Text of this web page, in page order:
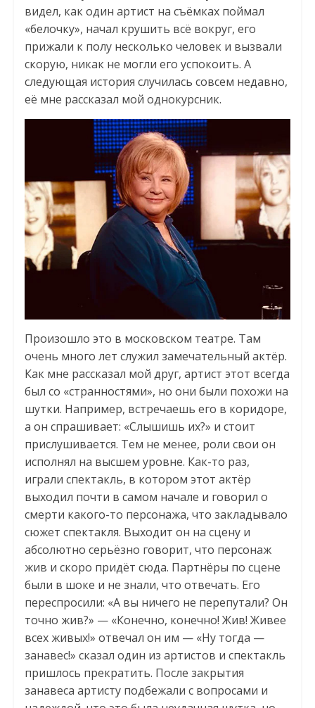
видел, как один артист на съёмках поймал
«белочку», начал крушить всё вокруг, его
прижали к полу несколько человек и вызвали
скорую, никак не могли его успокоить. А
следующая история случилась совсем недавно,
её мне рассказал мой однокурсник.
Произошло это в московском театре. Там
очень много лет служил замечательный актёр.
Как мне рассказал мой друг, артист этот всегда
был со «странностями», но они были похожи на
шутки. Например, встречаешь его в коридоре,
а он спрашивает: «Слышишь их?» и стоит
прислушивается. Тем не менее, роли свои он
исполнял на высшем уровне. Как-то раз,
играли спектакль, в котором этот актёр
выходил почти в самом начале и говорил о
смерти какого-то персонажа, что закладывало
сюжет спектакля. Выходит он на сцену и
абсолютно серьёзно говорит, что персонаж
жив и скоро придёт сюда. Партнёры по сцене
были в шоке и не знали, что отвечать. Его
переспросили: «А вы ничего не перепутали? Он
точно жив?» — «Конечно, конечно! Жив! Живее
всех живых!» отвечал он им — «Ну тогда —
занавес!» сказал один из артистов и спектакль
пришлось прекратить. После закрытия
занавеса артисту подбежали с вопросами и